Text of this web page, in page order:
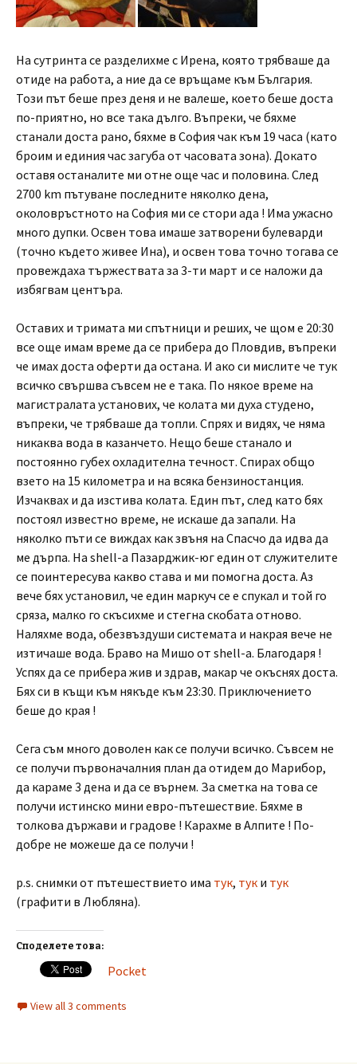
На сутринта се разделихме с Ирена, която трябваше да
отиде на работа, а ние да се връщаме към България.
Този път беше през деня и не валеше, което беше доста
по-приятно, но все така дълго. Въпреки, че бяхме
станали доста рано, бяхме в София чак към 19 часа (като
броим и единия час загуба от часовата зона). Докато
оставя останалите ми отне още час и половина. След
2700 km пътуване последните няколко дена,
околовръстното на София ми се стори ада ! Има ужасно
много дупки. Освен това имаше затворени булеварди
(точно където живее Ина), и освен това точно тогава се
провеждаха тържествата за 3-ти март и се наложи да
избягвам центъра.
Оставих и тримата ми спътници и реших, че щом е 20:30
все още имам време да се прибера до Пловдив, въпреки
че имах доста оферти да остана. И ако си мислите че тук
всичко свършва съвсем не е така. По някое време на
магистралата установих, че колата ми духа студено,
въпреки, че трябваше да топли. Спрях и видях, че няма
никаква вода в казанчето. Нещо беше станало и
постоянно губех охладителна течност. Спирах общо
взето на 15 километра и на всяка бензиностанция.
Изчаквах и да изстива колата. Един път, след като бях
постоял известно време, не искаше да запали. На
няколко пъти се виждах как звъня на Спасчо да идва да
ме дърпа. На shell-а Пазарджик-юг един от служителите
се поинтересува какво става и ми помогна доста. Аз
вече бях установил, че един маркуч се е спукал и той го
сряза, малко го скъсихме и стегна скобата отново.
Наляхме вода, обезвъздуши системата и накрая вече не
изтичаше вода. Браво на Мишо от shell-а. Благодаря !
Успях да се прибера жив и здрав, макар че окъснях доста.
Бях си в къщи към някъде към 23:30. Приключението
беше до края !
Сега съм много доволен как се получи всичко. Съвсем не
се получи първоначалния план да отидем до Марибор,
да караме 3 дена и да се върнем. За сметка на това се
получи истинско мини евро-пътешествие. Бяхме в
толкова държави и градове ! Карахме в Алпите ! По-
добре не можеше да се получи !
p.s. снимки от пътешествието има тук, тук и тук
(графити в Любляна).
Споделете това:
Pocket
View all 3 comments